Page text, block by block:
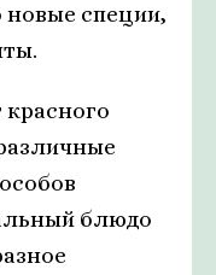
новые специи,
блюдо